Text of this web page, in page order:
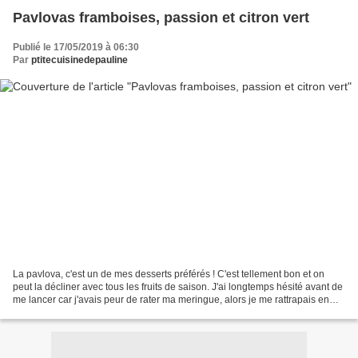
Pavlovas framboises, passion et citron vert
Publié le 17/05/2019 à 06:30
Par ptitecuisinedepauline
La pavlova, c'est un de mes desserts préférés ! C'est tellement bon et on
peut la décliner avec tous les fruits de saison. J'ai longtemps hésité avant de
me lancer car j'avais peur de rater ma meringue, alors je me rattrapais en